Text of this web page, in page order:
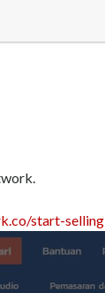
start-selling